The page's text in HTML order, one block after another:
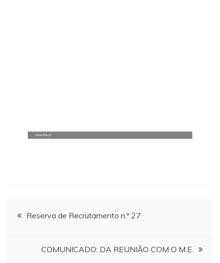
Navegação
Reserva de Recrutamento n.º 27
COMUNICADO: DA REUNIÃO COM O M.E.